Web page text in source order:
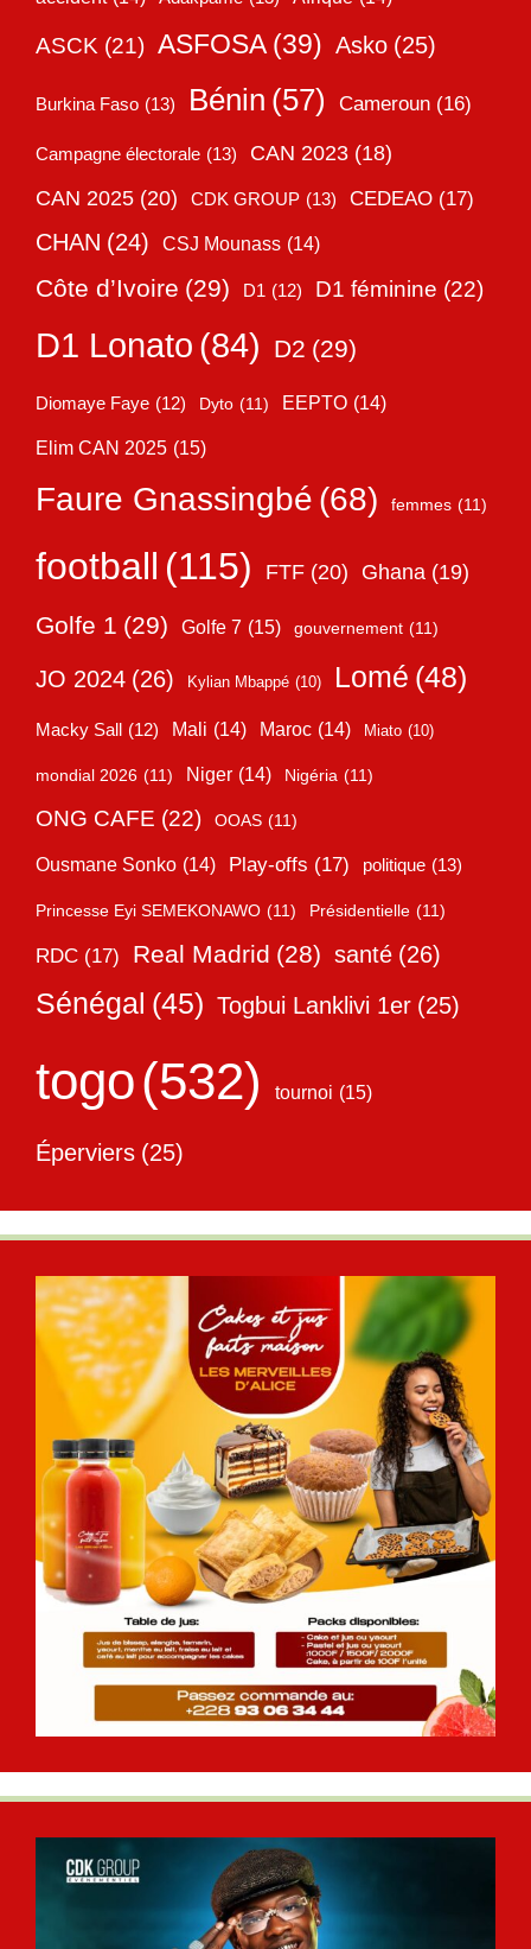
ASCK (21) ASFOSA (39) Asko (25)
Burkina Faso (13) Bénin (57) Cameroun (16)
Campagne électorale (13) CAN 2023 (18)
CAN 2025 (20) CDK GROUP (13) CEDEAO (17)
CHAN (24) CSJ Mounass (14)
Côte d’Ivoire (29) D1 (12) D1 féminine (22)
D1 Lonato (84) D2 (29)
Diomaye Faye (12) Dyto (11) EEPTO (14)
Elim CAN 2025 (15)
Faure Gnassingbé (68) femmes (11)
football (115) FTF (20) Ghana (19)
Golfe 1 (29) Golfe 7 (15) gouvernement (11)
JO 2024 (26) Kylian Mbappé (10) Lomé (48)
Macky Sall (12) Mali (14) Maroc (14) Miato (10)
mondial 2026 (11) Niger (14) Nigéria (11)
ONG CAFE (22) OOAS (11)
Ousmane Sonko (14) Play-offs (17) politique (13)
Princesse Eyi SEMEKONAWO (11) Présidentielle (11)
RDC (17) Real Madrid (28) santé (26)
Sénégal (45) Togbui Lanklivi 1er (25)
togo(532) tournoi (15)
Éperviers (25)